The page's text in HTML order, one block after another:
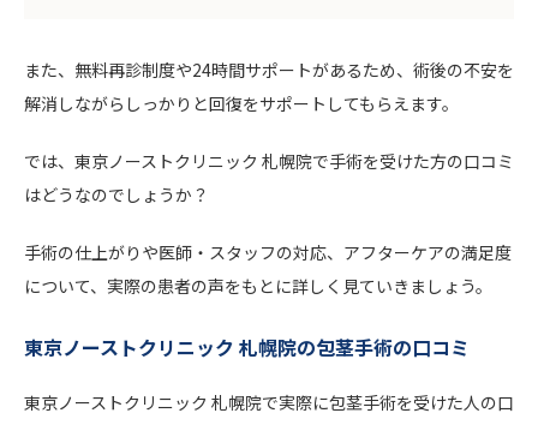
また、無料再診制度や24時間サポートがあるため、術後の不安を
解消しながらしっかりと回復をサポートしてもらえます。
では、東京ノーストクリニック 札幌院で手術を受けた方の口コミ
はどうなのでしょうか？
手術の仕上がりや医師・スタッフの対応、アフターケアの満足度
について、実際の患者の声をもとに詳しく見ていきましょう。
東京ノーストクリニック 札幌院の包茎手術の口コミ
東京ノーストクリニック 札幌院で実際に包茎手術を受けた人の口